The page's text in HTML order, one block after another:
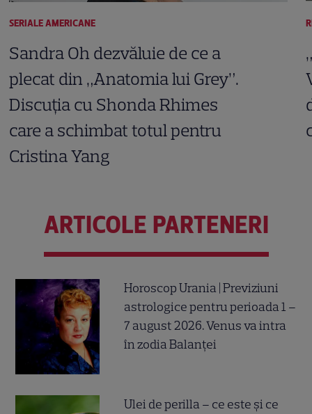
SERIALE AMERICANE
Sandra Oh dezvăluie de ce a
plecat din „Anatomia lui Grey”.
Discuția cu Shonda Rhimes
care a schimbat totul pentru
Cristina Yang
ARTICOLE PARTENERI
Horoscop Urania | Previziuni
astrologice pentru perioada 1 –
7 august 2026. Venus va intra
în zodia Balanței
Ulei de perilla – ce este și ce